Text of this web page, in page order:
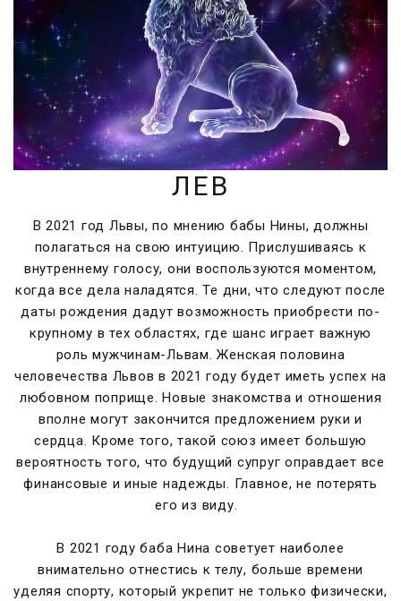
ЛЕВ
В 2021 год Львы, по мнению бабы Нины, должны
полагаться на свою интуицию. Прислушиваясь к
внутреннему голосу, они воспользуются моментом,
когда все дела наладятся. Те дни, что следуют после
даты рождения дадут возможность приобрести по-
крупному в тех областях, где шанс играет важную
роль мужчинам-Львам.Женская половина
человечества Львов в 2021 году будет иметь успех на
любовном поприще. Новые знакомства и отношения
вполне могут закончится предложением руки и
сердца. Кроме того, такой союз имеет большую
вероятность того, что будущий супруг оправдает все
финансовые и иные надежды. Главное, не потерять
его из виду.
В 2021 году баба Нина советует наиболее
внимательно отнестись к телу, больше времени
уделяя спорту, который укрепит не только физически,